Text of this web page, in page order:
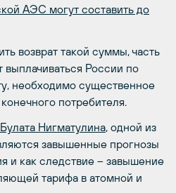
АЭС могут составить до
возврат такой суммы, часть
выплачиваться России по
необходимо существенное
потребителя.
Нигматулина, одной из
завышенные прогнозы
и как следствие – завышение
тарифа в атомной и